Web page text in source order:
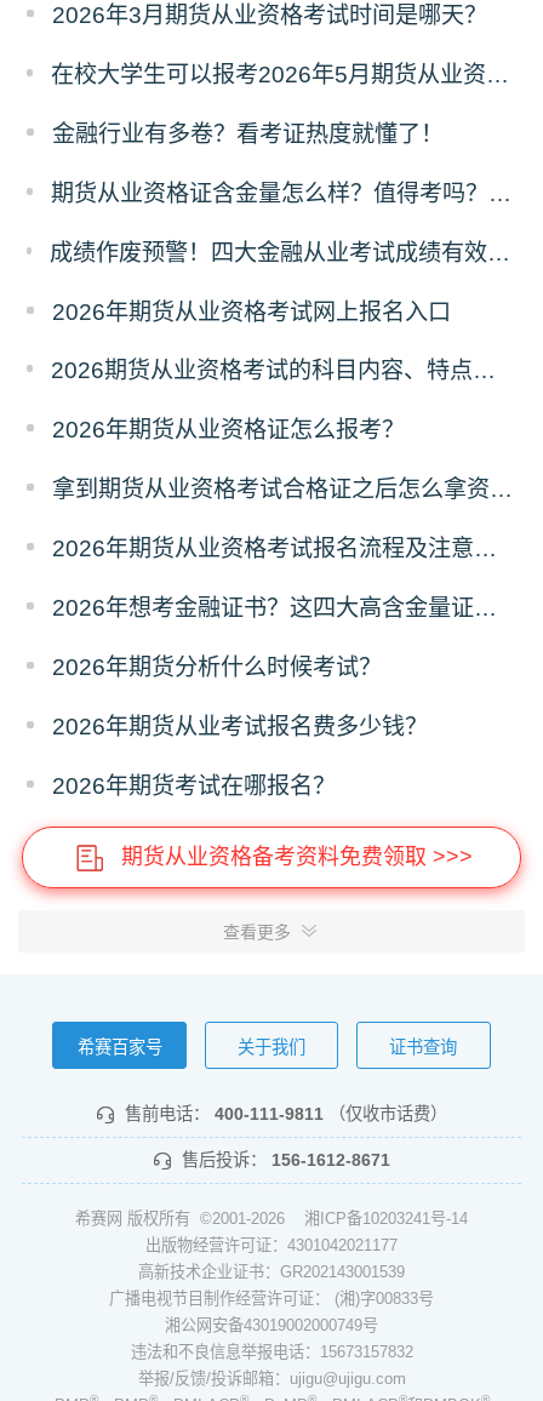
2026年3月期货从业资格考试时间是哪天？
在校大学生可以报考2026年5月期货从业资格考试吗？
金融行业有多卷？看考证热度就懂了！
​期货从业资格证含金量怎么样？值得考吗？深度解析来了！
成绩作废预警！四大金融从业考试成绩有效期速查，别让辛苦白费！
2026年期货从业资格考试网上报名入口
2026期货从业资格考试的科目内容、特点及难度深度解析
2026年期货从业资格证怎么报考？
拿到期货从业资格考试合格证之后怎么拿资格证？
2026年期货从业资格考试报名流程及注意事项全攻略
2026年想考金融证书？这四大高含金量证书别错过！
2026年期货分析什么时候考试？
2026年期货从业考试报名费多少钱？
2026年期货考试在哪报名？
期货从业资格备考资料免费领取 >>>
查看更多
希赛百家号 关于我们 证书查询
售前电话： 400-111-9811 （仅收市话费）
售后投诉： 156-1612-8671
希赛网 版权所有 ©2001-2026 湘ICP备10203241号-14
出版物经营许可证：4301042021177
高新技术企业证书：GR202143001539
广播电视节目制作经营许可证： (湘)字00833号
湘公网安备43019002000749号
违法和不良信息举报电话：15673157832
举报/反馈/投诉邮箱：ujigu@ujigu.com